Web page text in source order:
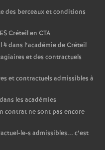
des berceaux et conditions
Créteil en CTA
dans l’académie de Créteil
et des contractuels
et contractuels admissibles à
les académies
contrat ne sont pas encore
le-s admissibles... c’est